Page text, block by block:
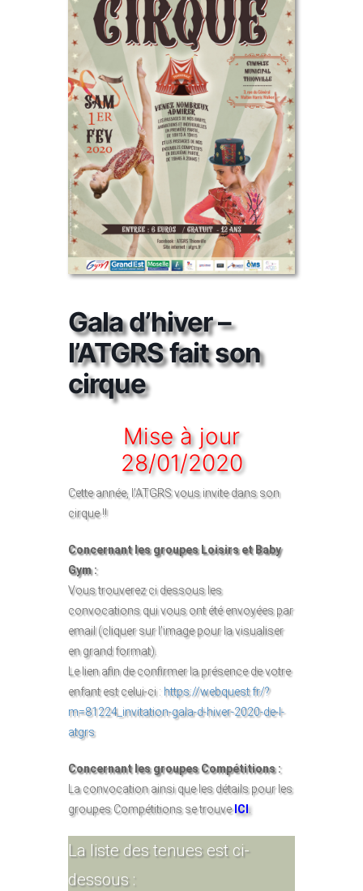
Gala d’hiver –
l’ATGRS fait son
cirque
Mise à jour
28/01/2020
Cette année, l’ATGRS vous invite dans son
cirque !!
Concernant les groupes Loisirs et Baby
Gym :
Vous trouverez ci dessous les
convocations qui vous ont été envoyées par
email (cliquer sur l’image pour la visualiser
en grand format).
Le lien afin de confirmer la présence de votre
enfant est celui-ci : https://webquest.fr/?
m=81224_invitation-gala-d-hiver-2020-de-l-
atgrs
Concernant les groupes Compétitions :
La convocation ainsi que les détails pour les
groupes Compétitions se trouve ICI.
La liste des tenues est ci-
dessous :